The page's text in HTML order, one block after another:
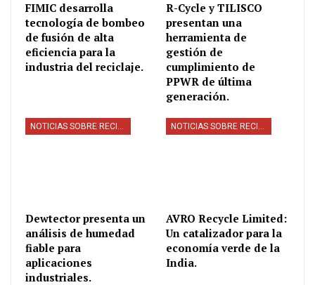
FIMIC desarrolla
tecnología de bombeo
de fusión de alta
eficiencia para la
industria del reciclaje.
R-Cycle y TILISCO
presentan una
herramienta de
gestión de
cumplimiento de
PPWR de última
generación.
NOTICIAS SOBRE RECICLAJE
Dewtector presenta un
análisis de humedad
fiable para
aplicaciones
industriales.
NOTICIAS SOBRE RECICLAJE
AVRO Recycle Limited:
Un catalizador para la
economía verde de la
India.